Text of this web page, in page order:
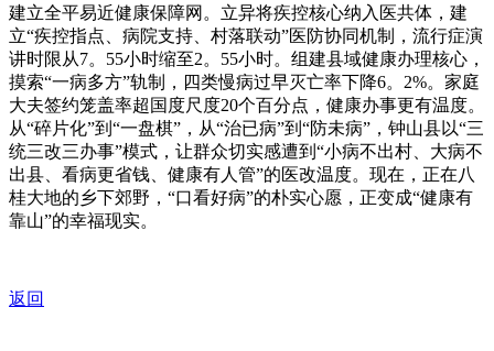
建立全平易近健康保障网。立异将疾控核心纳入医共体，建
立“疾控指点、病院支持、村落联动”医防协同机制，流行症演
讲时限从7。55小时缩至2。55小时。组建县域健康办理核心，
摸索“一病多方”轨制，四类慢病过早灭亡率下降6。2%。家庭
大夫签约笼盖率超国度尺度20个百分点，健康办事更有温度。
从“碎片化”到“一盘棋”，从“治已病”到“防未病”，钟山县以“三
统三改三办事”模式，让群众切实感遭到“小病不出村、大病不
出县、看病更省钱、健康有人管”的医改温度。现在，正在八
桂大地的乡下郊野，“口看好病”的朴实心愿，正变成“健康有
靠山”的幸福现实。
返回